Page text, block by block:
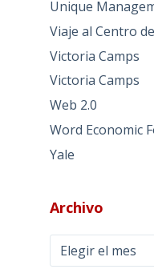
Unique
Viaje al Centro
Victoria Camps
Victoria Camps
Web 2.0
Word Economic
Yale
Archivo
Archivo